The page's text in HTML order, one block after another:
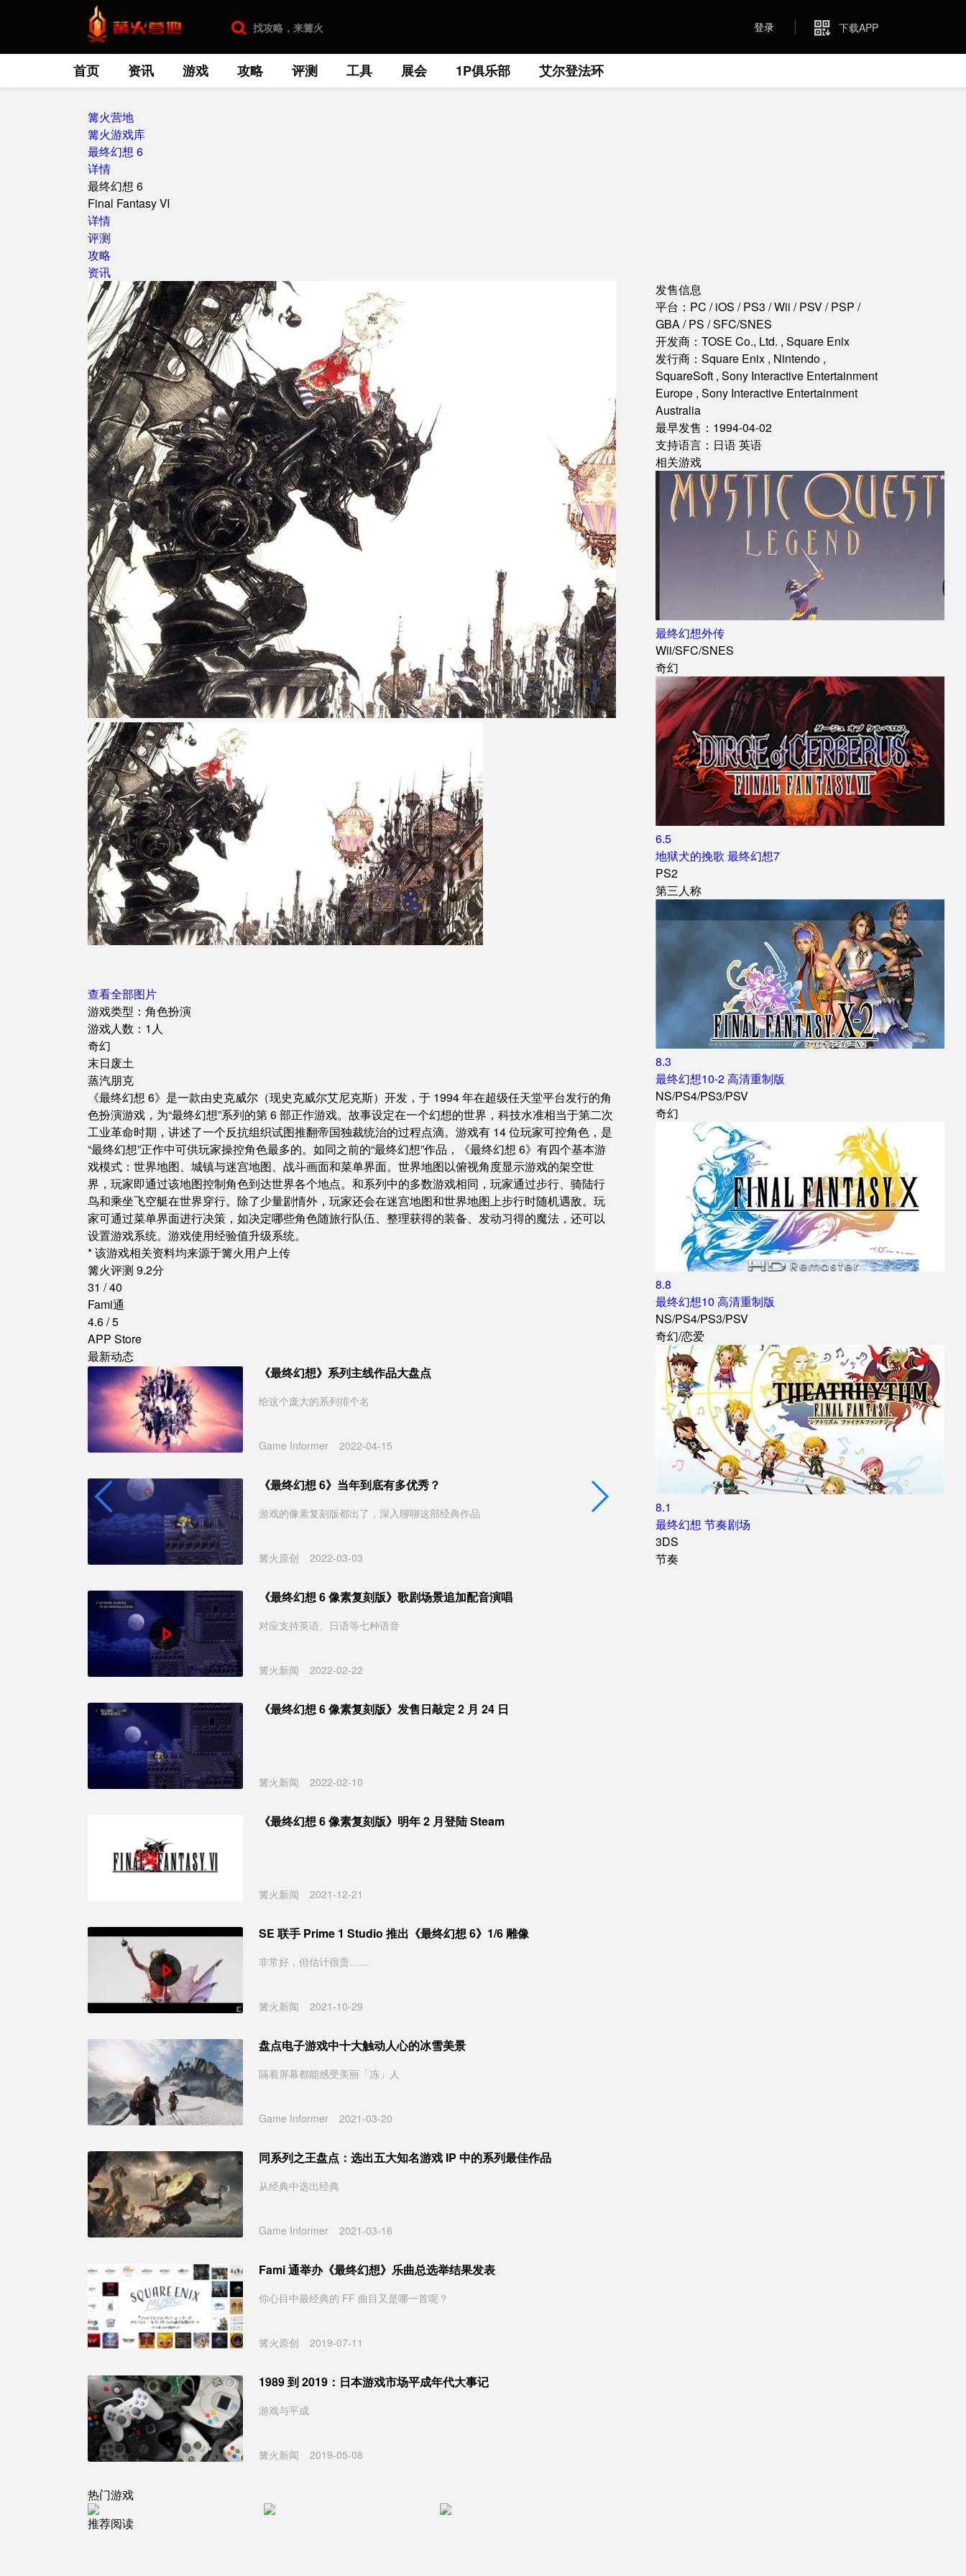
登录 下载APP
首页 资讯 游戏 攻略 评测 工具 展会 1P俱乐部 艾尔登法环
篝火营地
篝火游戏库
最终幻想 6
详情
最终幻想 6
Final Fantasy Ⅵ
详情
评测
攻略
资讯
查看全部图片
游戏类型：角色扮演
游戏人数：1人
奇幻
末日废土
蒸汽朋克
《最终幻想 6》是一款由史克威尔（现史克威尔艾尼克斯）开发，于 1994 年在超级任天堂平台发行的角
色扮演游戏，为“最终幻想”系列的第 6 部正作游戏。故事设定在一个幻想的世界，科技水准相当于第二次
工业革命时期，讲述了一个反抗组织试图推翻帝国独裁统治的过程点滴。游戏有 14 位玩家可控角色，是
“最终幻想”正作中可供玩家操控角色最多的。如同之前的“最终幻想”作品，《最终幻想 6》有四个基本游
戏模式：世界地图、城镇与迷宫地图、战斗画面和菜单界面。世界地图以俯视角度显示游戏的架空世
界，玩家即通过该地图控制角色到达世界各个地点。和系列中的多数游戏相同，玩家通过步行、骑陆行
鸟和乘坐飞空艇在世界穿行。除了少量剧情外，玩家还会在迷宫地图和世界地图上步行时随机遇敌。玩
家可通过菜单界面进行决策，如决定哪些角色随旅行队伍、整理获得的装备、发动习得的魔法，还可以
设置游戏系统。游戏使用经验值升级系统。
* 该游戏相关资料均来源于篝火用户上传
篝火评测 9.2分
31 /40
Fami通
4.6/5
APP Store
最新动态
《最终幻想》系列主线作品大盘点
给这个庞大的系列排个名
Game Informer 2022-04-15
《最终幻想 6》当年到底有多优秀？
游戏的像素复刻版都出了，深入聊聊这部经典作品
篝火原创 2022-03-03
《最终幻想 6 像素复刻版》歌剧场景追加配音演唱
对应支持英语、日语等七种语音
篝火新闻 2022-02-22
《最终幻想 6 像素复刻版》发售日敲定 2 月 24 日
篝火新闻 2022-02-10
《最终幻想 6 像素复刻版》明年 2 月登陆 Steam
篝火新闻 2021-12-21
SE 联手 Prime 1 Studio 推出《最终幻想 6》1/6 雕像
非常好，但估计很贵……
篝火新闻 2021-10-29
盘点电子游戏中十大触动人心的冰雪美景
隔着屏幕都能感受美丽「冻」人
Game Informer 2021-03-20
同系列之王盘点：选出五大知名游戏 IP 中的系列最佳作品
从经典中选出经典
Game Informer 2021-03-16
Fami 通举办《最终幻想》乐曲总选举结果发表
你心目中最经典的 FF 曲目又是哪一首呢？
篝火原创 2019-07-11
1989 到 2019：日本游戏市场平成年代大事记
游戏与平成
篝火新闻 2019-05-08
热门游戏
推荐阅读
发售信息
平台：PC / iOS / PS3 / Wii / PSV / PSP /
GBA / PS / SFC/SNES
开发商：TOSE Co., Ltd. , Square Enix
发行商：Square Enix , Nintendo ,
SquareSoft , Sony Interactive Entertainment
Europe , Sony Interactive Entertainment
Australia
最早发售：1994-04-02
支持语言：日语 英语
相关游戏
最终幻想外传
Wii/SFC/SNES
奇幻
6.5
地狱犬的挽歌 最终幻想7
PS2
第三人称
8.3
最终幻想10-2 高清重制版
NS/PS4/PS3/PSV
奇幻
8.8
最终幻想10 高清重制版
NS/PS4/PS3/PSV
奇幻/恋爱
8.1
最终幻想 节奏剧场
3DS
节奏